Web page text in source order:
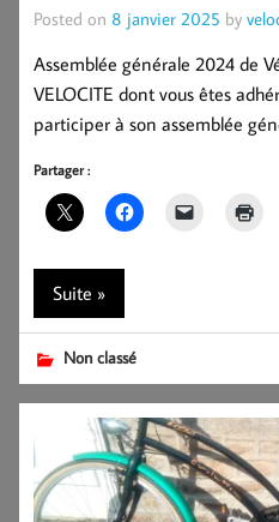
Posted on 8 janvier 2025 by
Assemblée générale 2024 de
VELOCITE dont vous êtes
participer à son assemblée
Partager :
Suite »
Non classé